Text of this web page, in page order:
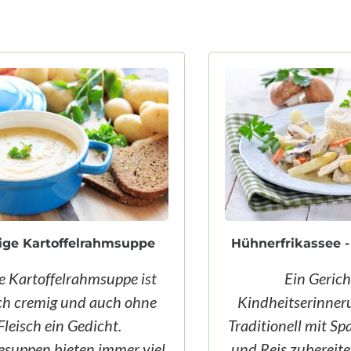
Hühnerfrikassee - ein Klassiker
Ein Gericht, das
Kindheitserinnerungen weckt!
Traditionell mit Spargel, Karotten